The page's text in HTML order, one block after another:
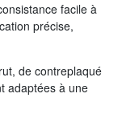
facile à
précise,
de contreplaqué
adaptées à une